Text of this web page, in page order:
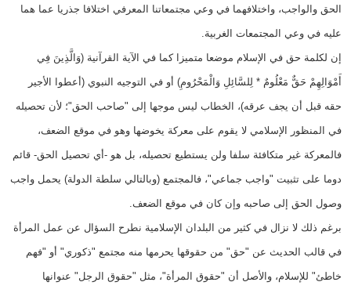
الحق والواجب، واختلافهما في وعي مجتمعاتنا المعرفي اختلافا جذريا عما هما
عليه في وعي المجتمعات الغربية.
إن لكلمة حق في الإسلام موضعا متميزا كما في الآية القرآنية (وَالَّذِينَ فِي
أَمْوَالِهِمْ حَقٌّ مَعْلُومٌ * لِلسَّائِلِ وَالْمَحْرُومِ) أو في التوجيه النبوي (أعطوا الأجير
حقه قبل أن يجف عرقه)، الخطاب ليس موجها إلى "صاحب الحق"؛ لأن تحصيله
في المنظور الإسلامي لا يقوم على معركة يخوضها وهو في موقع الضعف،
فالمعركة غير متكافئة سلفا ولن يستطيع تحصيله، بل هو -أي تحصيل الحق- قائم
دوما على تثبيت "واجب جماعي"، فالمجتمع (وبالتالي سلطة الدولة) يحمل واجب
وصول الحق إلى صاحبه وإن كان في موقع الضعف.
برغم ذلك لا نزال في كثير من البلدان الإسلامية نطرح السؤال عن عمل المرأة
في قالب الحديث عن "حق" من حقوقها يحرمها منه مجتمع "ذكوري" أو "فهم
خاطئ" للإسلام، والأصل أن "حقوق المرأة"، مثل "حقوق الرجل" عنوانها